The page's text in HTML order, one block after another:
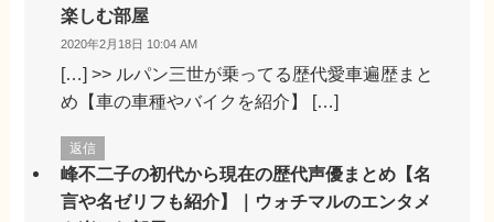
楽しむ部屋
2020年2月18日 10:04 AM
[…] >> ルパン三世が乗ってる歴代愛車遍歴まと
め【車の車種やバイクを紹介】 […]
返信
峰不二子の初代から現在の歴代声優まとめ【名
言や名ゼリフも紹介】｜ウォチマルのエンタメ